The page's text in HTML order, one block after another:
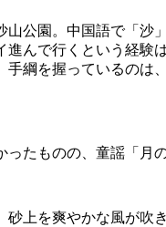
公園。中国語で「
んで行くという経
綱を握っているの
たものの、童謡「月
上を爽やかな風が